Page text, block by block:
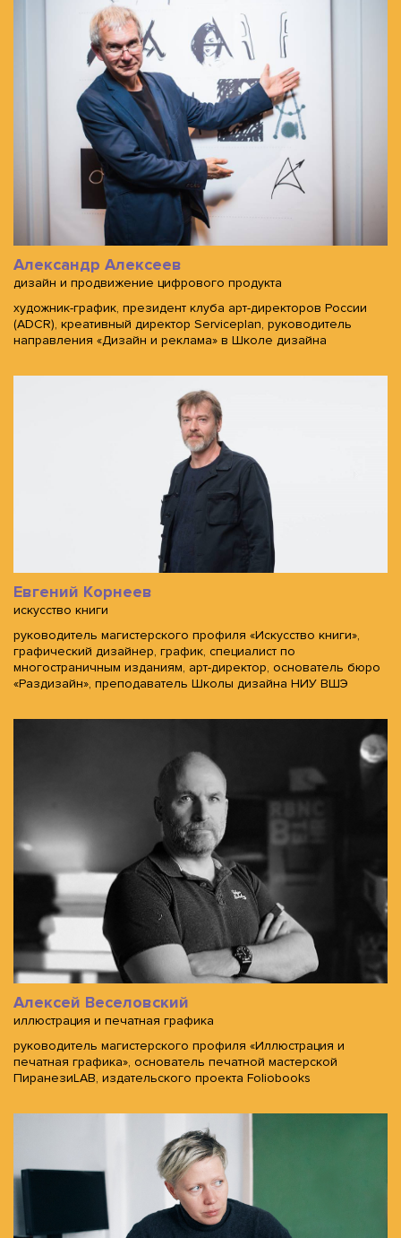
Александр Алексеев
дизайн и продвижение цифрового продукта
художник-график, президент клуба арт-директоров России
(ADCR), креативный директор Serviceplan, руководитель
направления «Дизайн и реклама» в Школе дизайна
Евгений Корнеев
искусство книги
руководитель магистерского профиля «Искусство книги»,
графический дизайнер, график, специалист по
многостраничным изданиям, арт-директор, основатель бюро
«Раздизайн», преподаватель Школы дизайна НИУ ВШЭ
Алексей Веселовский
иллюстрация и печатная графика
руководитель магистерского профиля «Иллюстрация и
печатная графика», основатель печатной мастерской
ПиранезиLAB, издательского проекта Foliobooks